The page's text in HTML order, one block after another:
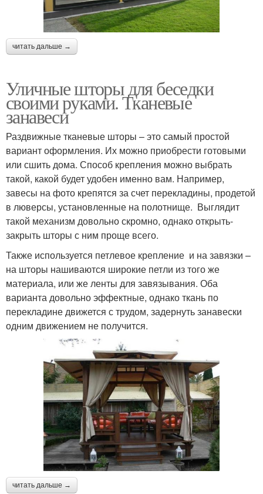
читать дальше →
Уличные шторы для беседки
своими руками. Тканевые
занавеси
Раздвижные тканевые шторы – это самый простой
вариант оформления. Их можно приобрести готовыми
или сшить дома. Способ крепления можно выбрать
такой, какой будет удобен именно вам. Например,
завесы на фото крепятся за счет перекладины, продетой
в люверсы, установленные на полотнище. Выглядит
такой механизм довольно скромно, однако открыть-
закрыть шторы с ним проще всего.
Также используется петлевое крепление и на завязки –
на шторы нашиваются широкие петли из того же
материала, или же ленты для завязывания. Оба
варианта довольно эффектные, однако ткань по
перекладине движется с трудом, задернуть занавески
одним движением не получится.
читать дальше →